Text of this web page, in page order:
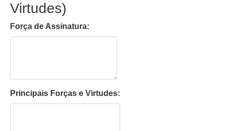
Virtudes)
Força de Assinatura:
Principais Forças e Virtudes: